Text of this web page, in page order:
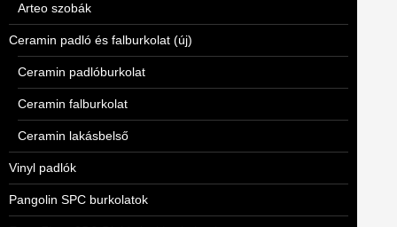
Arteo szobák
Ceramin padló és falburkolat (új)
Ceramin padlóburkolat
Ceramin falburkolat
Ceramin lakásbelső
Vinyl padlók
Pangolin SPC burkolatok